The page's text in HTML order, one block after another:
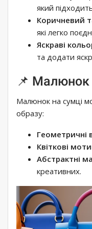
який
Коричневий
які легко
Яскраві
та додати
📌 Малюнок
Малюнок на сумці
образу:
Геометричні
Квіткові
Абстрактні
креативних.